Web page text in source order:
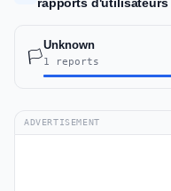
rapports d'utilisateurs
🏳️
Unknown
1 reports
ADVERTISEMENT